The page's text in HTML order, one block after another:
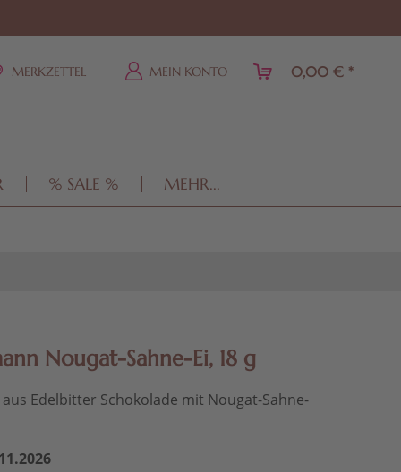
MERKZETTEL MEIN KONTO 0,00 € *
% SALE % MEHR...
Nougat-Sahne-Ei, 18 g
aus Edelbitter Schokolade mit Nougat-Sahne-